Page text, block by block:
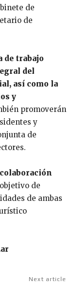
de
de
de trabajo
del
así como la
y
promoverán
y
de
de
de ambas
Next article